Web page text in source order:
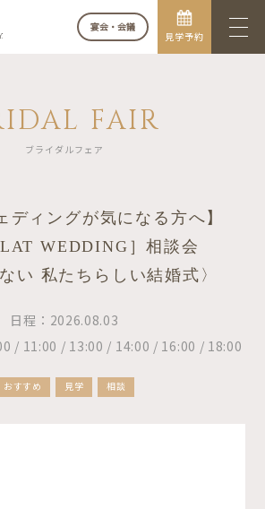
宴会・会議
見学予約
FAIR
ブライダルフェア
ディングが気になる方へ】
WEDDING］相談会
い 私たちらしい結婚式〉
日程：2026.08.03
/ 11:00 / 13:00 / 14:00 / 16:00 / 18:00
おすすめ 見学 相談